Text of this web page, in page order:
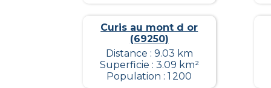
Curis au mont d or
(69250)
Distance : 9.03 km
Superficie : 3.09 km²
Population : 1 200